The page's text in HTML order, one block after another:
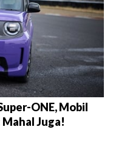
ONE, Mobil
Juga!